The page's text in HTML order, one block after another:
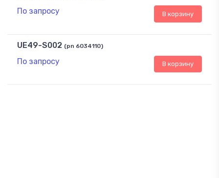
По запросу В корзину
UE49-S002 (pn 6034110)
По запросу В корзину